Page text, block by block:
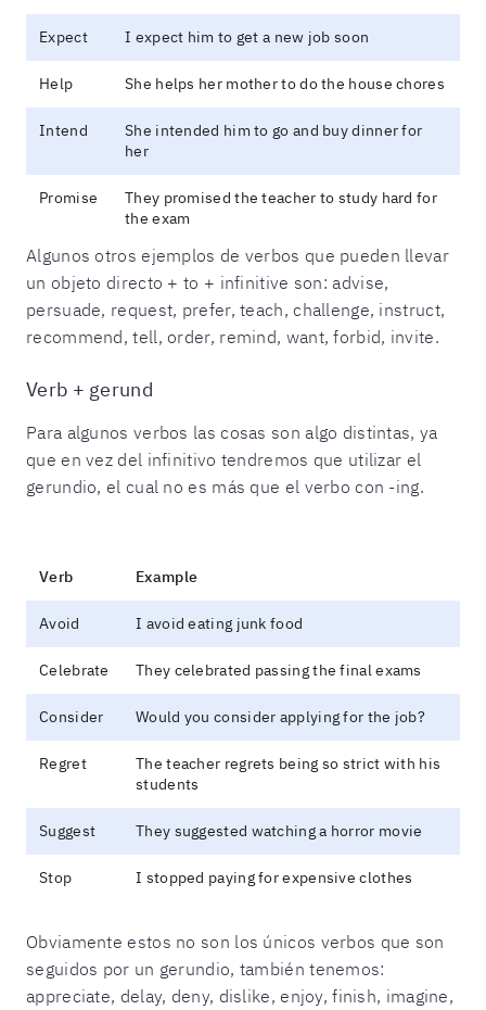
Expect I expect him to get a new job soon
Help She helps her mother to do the house chores
Intend
She intended him to go and buy dinner for
her
Promise
They promised the teacher to study hard for
the exam
Algunos otros ejemplos de verbos que pueden llevar
un objeto directo + to + infinitive son: advise,
persuade, request, prefer, teach, challenge, instruct,
recommend, tell, order, remind, want, forbid, invite.
Verb + gerund
Para algunos verbos las cosas son algo distintas, ya
que en vez del infinitivo tendremos que utilizar el
gerundio, el cual no es más que el verbo con -ing.
Verb Example
Avoid I avoid eating junk food
Celebrate They celebrated passing the final exams
Consider Would you consider applying for the job?
Regret
The teacher regrets being so strict with his
students
Suggest They suggested watching a horror movie
Stop I stopped paying for expensive clothes
Obviamente estos no son los únicos verbos que son
seguidos por un gerundio, también tenemos:
appreciate, delay, deny, dislike, enjoy, finish, imagine,